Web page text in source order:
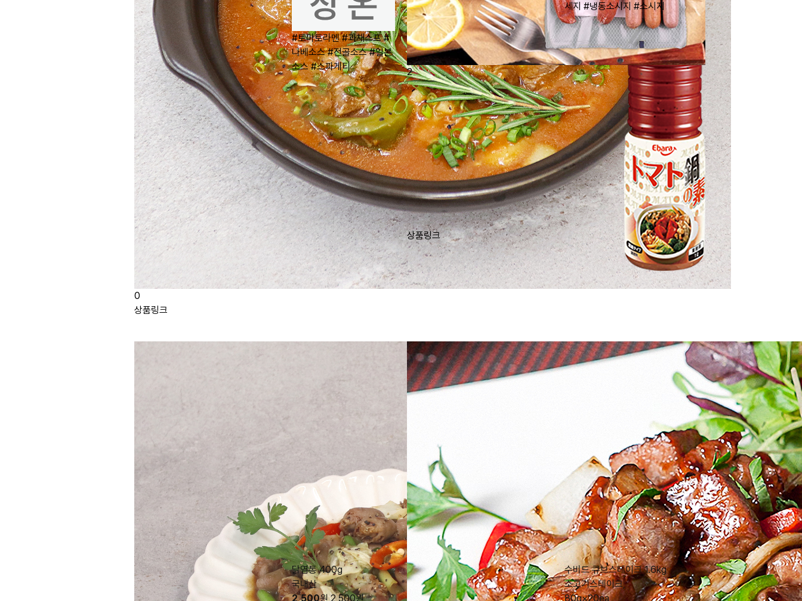
0
#토마토라멘 #과채스프 #
나베소스 #전골소스 #일본
소스 #스파게티
상품링크
2
세지 #냉동소시지 #소시지
상품링크
닭염통 400g
국내산
2,500원 2,500원
수비드 큐브스테이크 1.6kg
소고기스테이크,
80g×20ea